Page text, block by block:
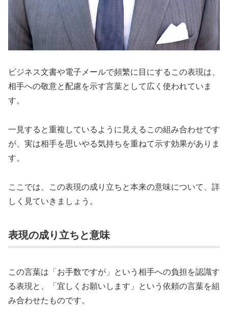
ビジネス文書や電子メールで頻繁に目にするこの表現は、
相手への敬意と配慮を示す言葉として広く使われていま
す。
一見すると重複しているように見えるこの組み合わせです
が、実は相手を思いやる気持ちを重ねて示す効果がありま
す。
ここでは、この表現の成り立ちと本来の意味について、詳
しく見ていきましょう。
表現の成り立ちと意味
この言葉は「お手数ですが」という相手への負担を認識す
る表現と、「宜しくお願いします」という依頼の言葉を組
み合わせたものです。